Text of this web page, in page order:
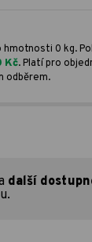
hmotnosti 0 kg.
Kč. Platí pro
odběrem.
další